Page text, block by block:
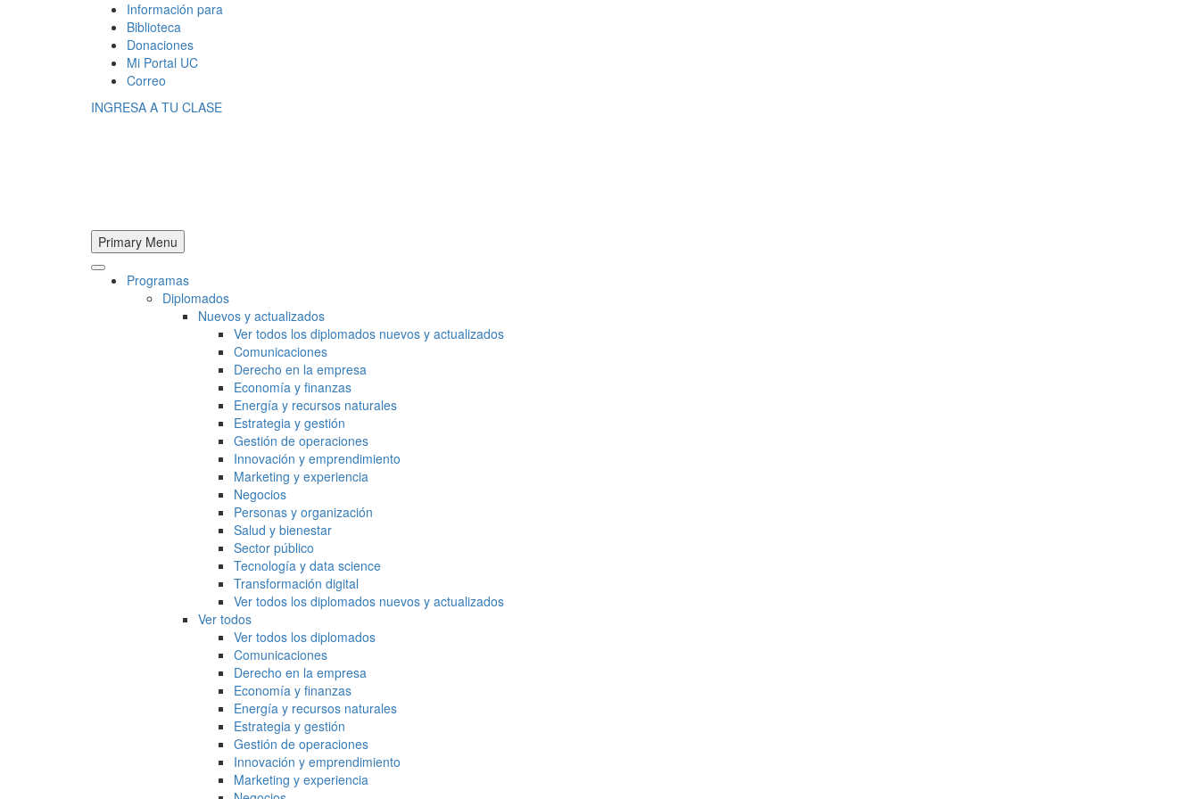
Información para
Biblioteca
Donaciones
Mi Portal UC
Correo
INGRESA A TU CLASE
Primary Menu
Programas
Diplomados
Nuevos y actualizados
Ver todos los diplomados nuevos y actualizados
Comunicaciones
Derecho en la empresa
Economía y finanzas
Energía y recursos naturales
Estrategia y gestión
Gestión de operaciones
Innovación y emprendimiento
Marketing y experiencia
Negocios
Personas y organización
Salud y bienestar
Sector público
Tecnología y data science
Transformación digital
Ver todos los diplomados nuevos y actualizados
Ver todos
Ver todos los diplomados
Comunicaciones
Derecho en la empresa
Economía y finanzas
Energía y recursos naturales
Estrategia y gestión
Gestión de operaciones
Innovación y emprendimiento
Marketing y experiencia